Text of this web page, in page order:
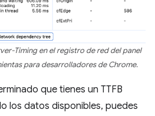
Timing en el registro de red del panel
para desarrolladores de Chrome.
que tienes un TTFB
los datos disponibles, puedes